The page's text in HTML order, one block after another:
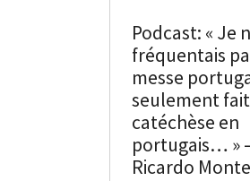
Podcast: « Je
fréquentais
messe
seulement
catéchèse en
portugais… »
Ricardo